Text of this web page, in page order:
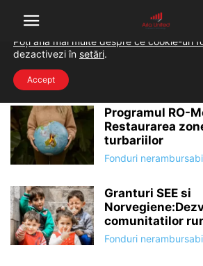
Home Tags Fonduri SEE
Fonduri SEE
Programul RO-
Restaurarea
turbariilor
Fonduri
Granturi SEE si
comunitatilor
Fonduri
Folosim cookie-uri pentru a-ți oferi cea
situl nostru.
Poți afla mai multe despre ce cookie-uri
dezactivezi în setări.
Accept